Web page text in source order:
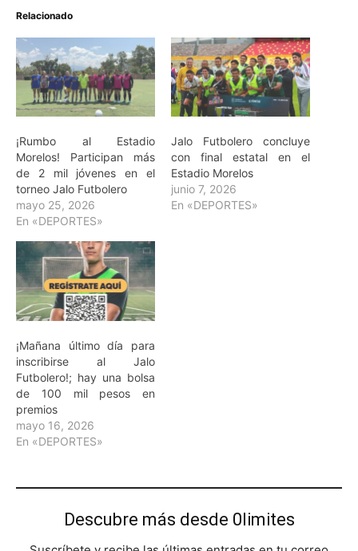
Relacionado
¡Rumbo al Estadio
Morelos! Participan más
de 2 mil jóvenes en el
torneo Jalo Futbolero
mayo 25, 2026
En «DEPORTES»
Jalo Futbolero concluye
con final estatal en el
Estadio Morelos
junio 7, 2026
En «DEPORTES»
¡Mañana último día para
inscribirse al Jalo
Futbolero!; hay una bolsa
de 100 mil pesos en
premios
mayo 16, 2026
En «DEPORTES»
Descubre más desde 0limites